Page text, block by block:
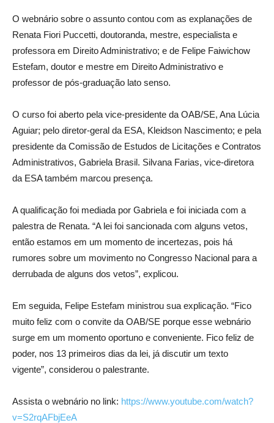
O webnário sobre o assunto contou com as explanações de
Renata Fiori Puccetti, doutoranda, mestre, especialista e
professora em Direito Administrativo; e de Felipe Faiwichow
Estefam, doutor e mestre em Direito Administrativo e
professor de pós-graduação lato senso.
O curso foi aberto pela vice-presidente da OAB/SE, Ana Lúcia
Aguiar; pelo diretor-geral da ESA, Kleidson Nascimento; e pela
presidente da Comissão de Estudos de Licitações e Contratos
Administrativos, Gabriela Brasil. Silvana Farias, vice-diretora
da ESA também marcou presença.
A qualificação foi mediada por Gabriela e foi iniciada com a
palestra de Renata. “A lei foi sancionada com alguns vetos,
então estamos em um momento de incertezas, pois há
rumores sobre um movimento no Congresso Nacional para a
derrubada de alguns dos vetos”, explicou.
Em seguida, Felipe Estefam ministrou sua explicação. “Fico
muito feliz com o convite da OAB/SE porque esse webnário
surge em um momento oportuno e conveniente. Fico feliz de
poder, nos 13 primeiros dias da lei, já discutir um texto
vigente”, considerou o palestrante.
Assista o webnário no link: https://www.youtube.com/watch?
v=S2rqAFbjEeA